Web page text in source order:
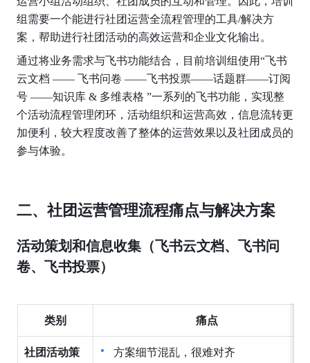
组需要一个能进行社团运营全流程管理的工具/解决方
案，帮助进行社团活动的高效运营和企业文化输出。
通过将业务需求与飞书功能结合，目前培训组使用“飞书
云文档 —— 飞书问卷 ——飞书投票——话题群——订阅
号 ——知识库 & 多维表格 ”一系列的飞书功能，实现整
个活动流程管理闭环，活动组织和运营高效，信息流转更
加便利，较大程度改善了整体的运营效果以及社团成员的
参与体验。
二、社团运营管理流程痛点与解决方案
活动策划和信息收集（飞书云文档、飞书问
卷、飞书投票）
类别 痛点
社团活动策
方案细节混乱，很难对齐